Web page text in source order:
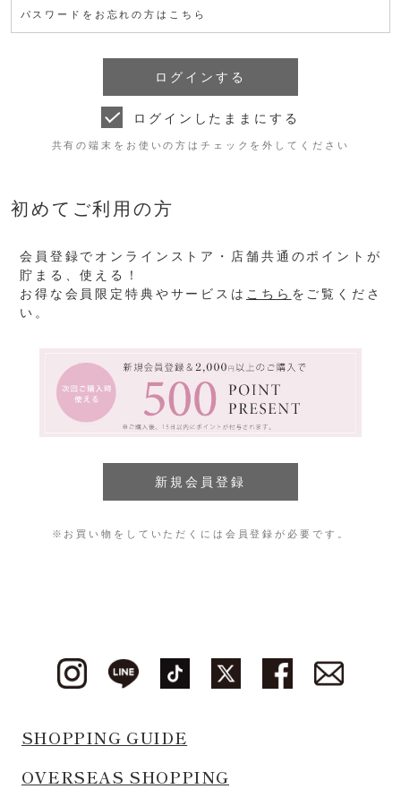
パスワードをお忘れの方はこちら
ログインしたままにする
共有の端末をお使いの方はチェックを外してください
初めてご利用の方
会員登録でオンラインストア・店舗共通のポイントが
貯まる、使える！
お得な会員限定特典やサービスは こちら をご覧くださ
い。
※お買い物をしていただくには会員登録が必要です。
SHOPPING GUIDE
OVERSEAS SHOPPING